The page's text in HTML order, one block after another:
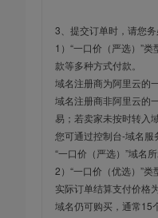
3、提交订单时，请您务
1）“一口价（严选）”
款等多种方式付款。
域名注册商为阿里云的
域名注册商非阿里云的
易；若卖家未按时转入
您可通过控制台-域名服
“一口价（严选）”域名
2）“一口价（优选）”
实际订单结算支付价格
域名仍可购买，通常15